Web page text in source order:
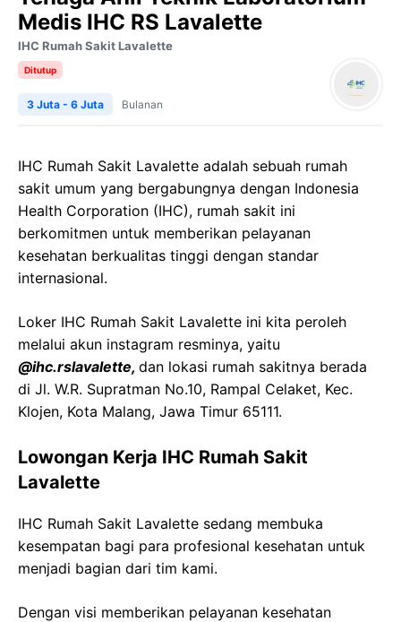
Medis IHC RS Lavalette
IHC Rumah Sakit Lavalette
Ditutup
3 Juta - 6 Juta Bulanan
IHC Rumah Sakit Lavalette adalah sebuah rumah
sakit umum yang bergabungnya dengan Indonesia
Health Corporation (IHC), rumah sakit ini
berkomitmen untuk memberikan pelayanan
kesehatan berkualitas tinggi dengan standar
internasional.
Loker IHC Rumah Sakit Lavalette ini kita peroleh
melalui akun instagram resminya, yaitu
@ihc.rslavalette, dan lokasi rumah sakitnya berada
di Jl. W.R. Supratman No.10, Rampal Celaket, Kec.
Klojen, Kota Malang, Jawa Timur 65111.
Lowongan Kerja IHC Rumah Sakit
Lavalette
IHC Rumah Sakit Lavalette sedang membuka
kesempatan bagi para profesional kesehatan untuk
menjadi bagian dari tim kami.
Dengan visi memberikan pelayanan kesehatan